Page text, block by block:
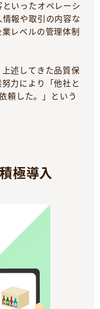
いったオペレーシ
報や取引の内容な
レベルの管理体制
述してきた品質保
力により「他社と
頼した。」という
極導入